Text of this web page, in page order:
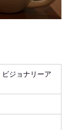
ジョナリーア